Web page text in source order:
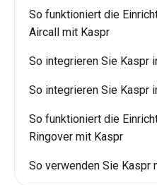
So funktioniert die
Aircall mit Kaspr
So integrieren Sie Kaspr
So integrieren Sie Kaspr
So funktioniert die
Ringover mit Kaspr
So verwenden Sie Kaspr